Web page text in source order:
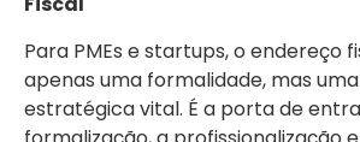
Para PMEs e startups, o endereço
apenas uma formalidade, mas
estratégica vital. É a porta de